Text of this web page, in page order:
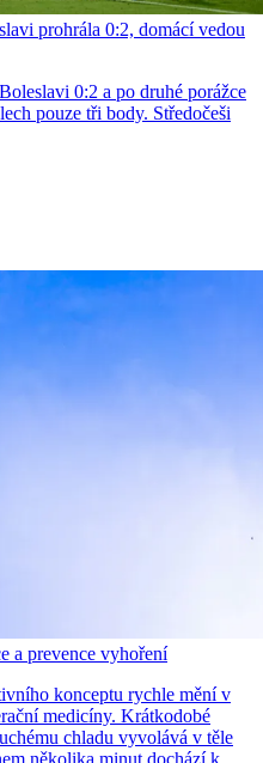
prohrála 0:2, domácí vedou
0:2 a po druhé porážce
pouze tři body. Středočeši
a prevence vyhoření
konceptu rychle mění v
medicíny. Krátkodobé
chladu vyvolává v těle